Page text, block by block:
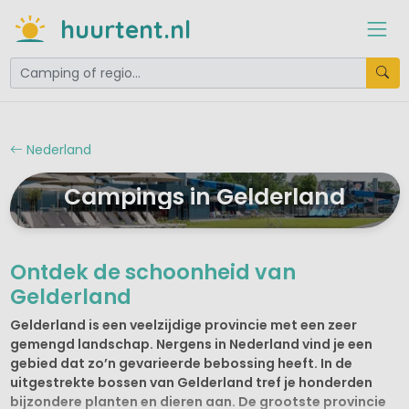
huurtent.nl
Nederland
Campings in Gelderland
Ontdek de schoonheid van
Gelderland
Gelderland is een veelzijdige provincie met een zeer
gemengd landschap. Nergens in Nederland vind je een
gebied dat zo’n gevarieerde bebossing heeft. In de
uitgestrekte bossen van Gelderland tref je honderden
bijzondere planten en dieren aan. De grootste provincie